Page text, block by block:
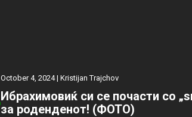
October 4, 2024 |Kristijan Trajchov
Ибрахимовиќ си се почасти со
за роденденот! (ФОТО)